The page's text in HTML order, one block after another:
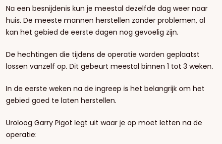
Na een besnijdenis kun je meestal dezelfde dag weer naar
huis. De meeste mannen herstellen zonder problemen, al
kan het gebied de eerste dagen nog gevoelig zijn.
De hechtingen die tijdens de operatie worden geplaatst
lossen vanzelf op. Dit gebeurt meestal binnen 1 tot 3 weken.
In de eerste weken na de ingreep is het belangrijk om het
gebied goed te laten herstellen.
Uroloog Garry Pigot legt uit waar je op moet letten na de
operatie: